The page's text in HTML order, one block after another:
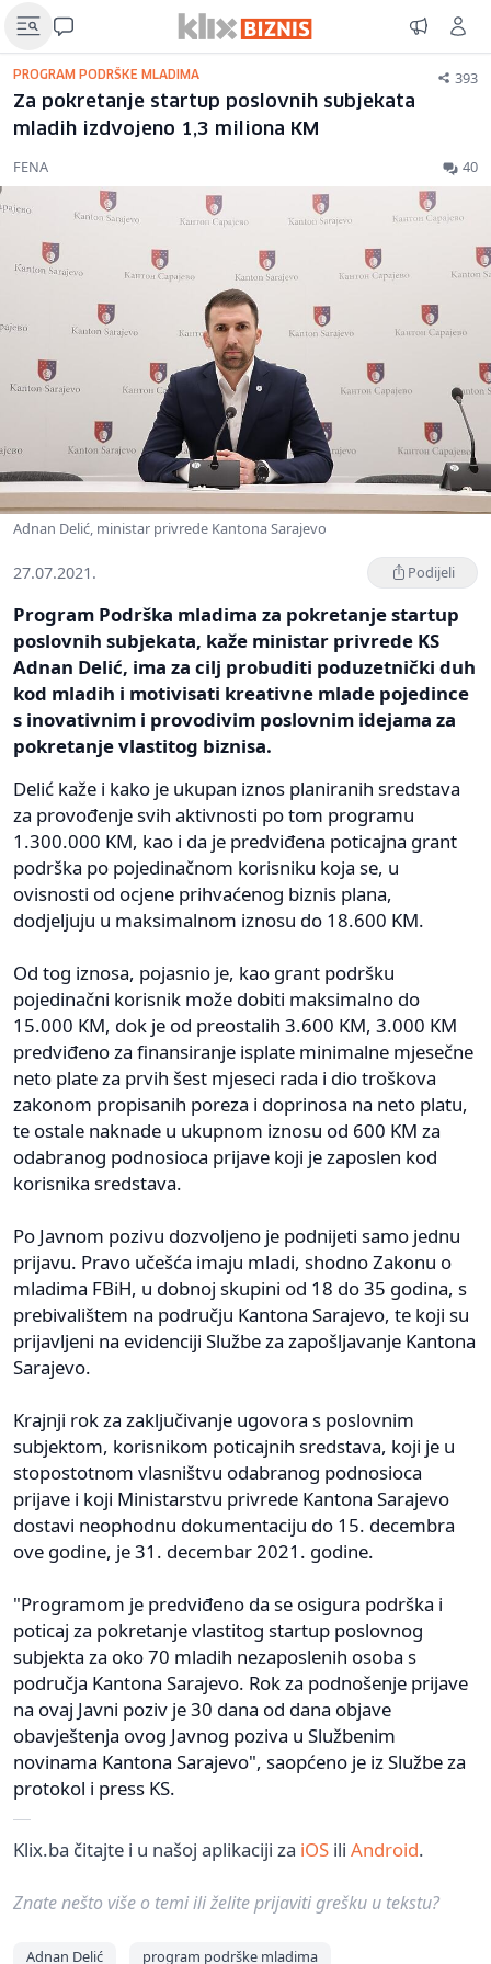
PROGRAM PODRŠKE MLADIMA 393
Za pokretanje startup poslovnih subjekata
mladih izdvojeno 1,3 miliona KM
FENA 40
Adnan Delić, ministar privrede Kantona Sarajevo
27.07.2021. Podijeli
Program Podrška mladima za pokretanje startup
poslovnih subjekata, kaže ministar privrede KS
Adnan Delić, ima za cilj probuditi poduzetnički duh
kod mladih i motivisati kreativne mlade pojedince
s inovativnim i provodivim poslovnim idejama za
pokretanje vlastitog biznisa.
Delić kaže i kako je ukupan iznos planiranih sredstava
za provođenje svih aktivnosti po tom programu
1.300.000 KM, kao i da je predviđena poticajna grant
podrška po pojedinačnom korisniku koja se, u
ovisnosti od ocjene prihvaćenog biznis plana,
dodjeljuju u maksimalnom iznosu do 18.600 KM.
Od tog iznosa, pojasnio je, kao grant podršku
pojedinačni korisnik može dobiti maksimalno do
15.000 KM, dok je od preostalih 3.600 KM, 3.000 KM
predviđeno za finansiranje isplate minimalne mjesečne
neto plate za prvih šest mjeseci rada i dio troškova
zakonom propisanih poreza i doprinosa na neto platu,
te ostale naknade u ukupnom iznosu od 600 KM za
odabranog podnosioca prijave koji je zaposlen kod
korisnika sredstava.
Po Javnom pozivu dozvoljeno je podnijeti samo jednu
prijavu. Pravo učešća imaju mladi, shodno Zakonu o
mladima FBiH, u dobnoj skupini od 18 do 35 godina, s
prebivalištem na području Kantona Sarajevo, te koji su
prijavljeni na evidenciji Službe za zapošljavanje Kantona
Sarajevo.
Krajnji rok za zaključivanje ugovora s poslovnim
subjektom, korisnikom poticajnih sredstava, koji je u
stopostotnom vlasništvu odabranog podnosioca
prijave i koji Ministarstvu privrede Kantona Sarajevo
dostavi neophodnu dokumentaciju do 15. decembra
ove godine, je 31. decembar 2021. godine.
"Programom je predviđeno da se osigura podrška i
poticaj za pokretanje vlastitog startup poslovnog
subjekta za oko 70 mladih nezaposlenih osoba s
područja Kantona Sarajevo. Rok za podnošenje prijave
na ovaj Javni poziv je 30 dana od dana objave
obavještenja ovog Javnog poziva u Službenim
novinama Kantona Sarajevo", saopćeno je iz Službe za
protokol i press KS.
Klix.ba čitajte i u našoj aplikaciji za iOS ili Android.
Znate nešto više o temi ili želite prijaviti grešku u tekstu?
Adnan Delić program podrške mladima